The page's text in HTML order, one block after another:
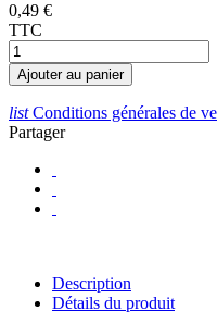
0,49 €
TTC
Ajouter au panier
listConditions générales de
Partager
Description
Détails du produit